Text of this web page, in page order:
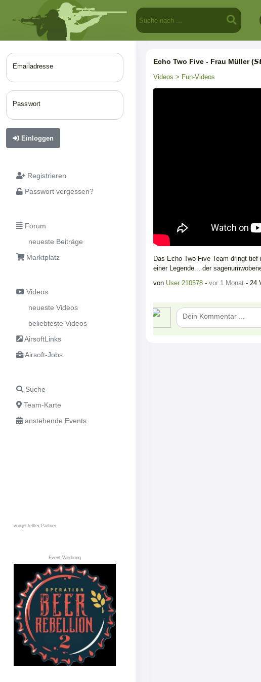
Emailadresse
Passwort
Einloggen
Registrieren
Passwort vergessen?
Forum
neueste Beiträge
Marktplatz
Videos
neueste Videos
beliebteste Videos
AirsoftLinks
Airsoft-Jobs
Suche
Team-Karte
anstehende Events
vorgestellter Partner
Event-Werbung
Echo Two Five - Frau Müller
Videos > Fun-Videos
Das Echo Two Five Team dringt
einer Legende... der
von User 210578 - vor 1 Monat - 24